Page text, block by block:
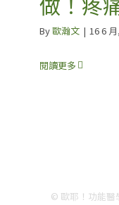
做！疼
By歐瀚文 | 16 6
閱讀更多
© 歐耶！功能醫